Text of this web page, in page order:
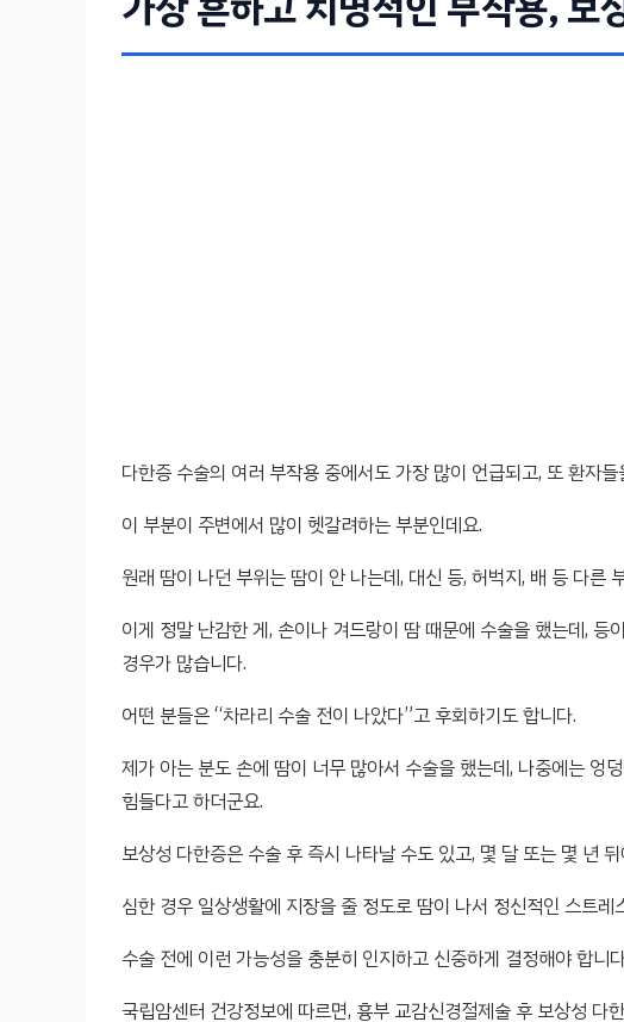
다한증 수술의 여러 부작용 중에서도 가장 많이 언급되고, 또 환자
이 부분이 주변에서 많이 헷갈려하는 부분인데요.
원래 땀이 나던 부위는 땀이 안 나는데, 대신 등, 허벅지, 배 등 다른
이게 정말 난감한 게, 손이나 겨드랑이 땀 때문에 수술을 했는데,
경우가 많습니다.
어떤 분들은 “차라리 수술 전이 나았다”고 후회하기도 합니다.
제가 아는 분도 손에 땀이 너무 많아서 수술을 했는데, 나중에는 엉
힘들다고 하더군요.
보상성 다한증은 수술 후 즉시 나타날 수도 있고, 몇 달 또는 몇 년
심한 경우 일상생활에 지장을 줄 정도로 땀이 나서 정신적인 스트레
수술 전에 이런 가능성을 충분히 인지하고 신중하게 결정해야 합니
국립암센터 건강정보에 따르면, 흉부 교감신경절제술 후 보상성